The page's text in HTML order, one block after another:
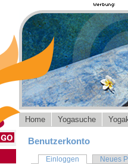
Home Yogasuche
Benutzerkonto
Einloggen
Neues